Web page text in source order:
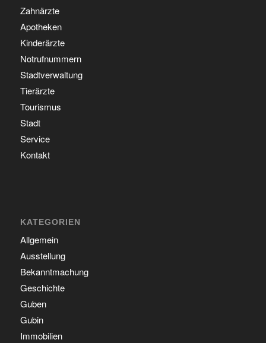
Zahnärzte
Apotheken
Kinderärzte
Notrufnummern
Stadtverwaltung
Tierärzte
Tourismus
Stadt
Service
Kontakt
KATEGORIEN
Allgemein
Ausstellung
Bekanntmachung
Geschichte
Guben
Gubin
Immobilien